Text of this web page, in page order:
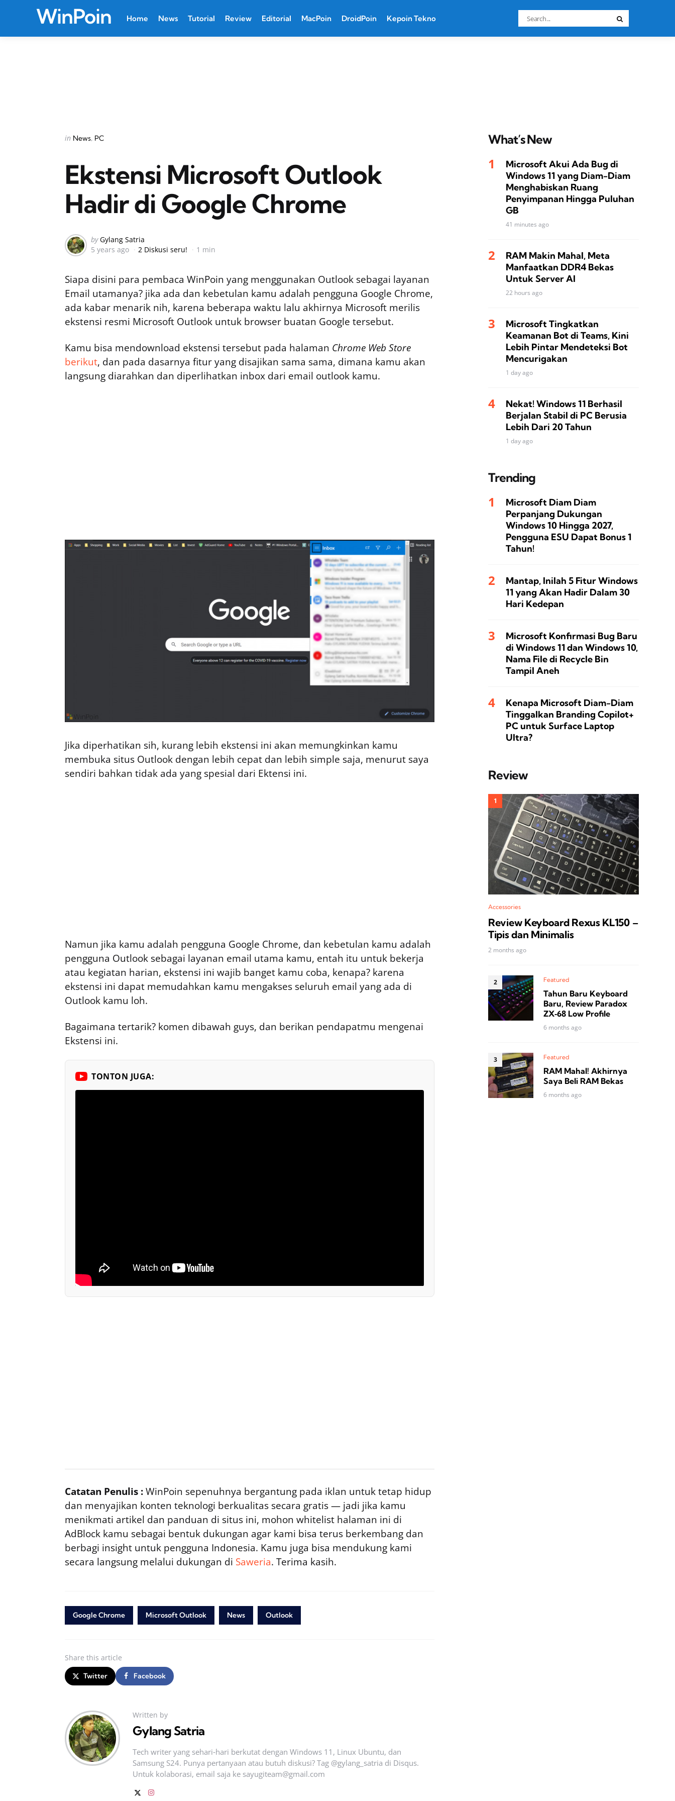
WinPoin Home News Tutorial Review Editorial MacPoin DroidPoin Kepoin Tekno
Search
for:
Categories
Posted
in News PC
Ekstensi Microsoft Outlook
Hadir di Google Chrome
Posted
by
by Gylang Satria
5 years ago
2 Diskusi seru! 1 min
Siapa disini para pembaca WinPoin yang menggunakan Outlook sebagai layanan
Email utamanya? jika ada dan kebetulan kamu adalah pengguna Google Chrome,
ada kabar menarik nih, karena beberapa waktu lalu akhirnya Microsoft merilis
ekstensi resmi Microsoft Outlook untuk browser buatan Google tersebut.
Kamu bisa mendownload ekstensi tersebut pada halaman Chrome Web Store
berikut, dan pada dasarnya fitur yang disajikan sama sama, dimana kamu akan
langsung diarahkan dan diperlihatkan inbox dari email outlook kamu.
Jika diperhatikan sih, kurang lebih ekstensi ini akan memungkinkan kamu
membuka situs Outlook dengan lebih cepat dan lebih simple saja, menurut saya
sendiri bahkan tidak ada yang spesial dari Ektensi ini.
Namun jika kamu adalah pengguna Google Chrome, dan kebetulan kamu adalah
pengguna Outlook sebagai layanan email utama kamu, entah itu untuk bekerja
atau kegiatan harian, ekstensi ini wajib banget kamu coba, kenapa? karena
ekstensi ini dapat memudahkan kamu mengakses seluruh email yang ada di
Outlook kamu loh.
Bagaimana tertarik? komen dibawah guys, dan berikan pendapatmu mengenai
Ekstensi ini.
TONTON JUGA:
Catatan Penulis :WinPoin sepenuhnya bergantung pada iklan untuk tetap hidup
dan menyajikan konten teknologi berkualitas secara gratis — jadi jika kamu
menikmati artikel dan panduan di situs ini, mohon whitelist halaman ini di
AdBlock kamu sebagai bentuk dukungan agar kami bisa terus berkembang dan
berbagi insight untuk pengguna Indonesia. Kamu juga bisa mendukung kami
secara langsung melalui dukungan di Saweria. Terima kasih.
Google Chrome Microsoft Outlook News Outlook
Share this article
Twitter Facebook
Written by
Gylang Satria
Tech writer yang sehari‑hari berkutat dengan Windows 11, Linux Ubuntu, dan
Samsung S24. Punya pertanyaan atau butuh diskusi? Tag @gylang_satria di Disqus.
Untuk kolaborasi, email saja ke sayugiteam@gmail.com
What’s New
Microsoft Akui Ada Bug di
Windows 11 yang Diam-Diam
Menghabiskan Ruang
Penyimpanan Hingga Puluhan
GB
41 minutes ago
RAM Makin Mahal, Meta
Manfaatkan DDR4 Bekas
Untuk Server AI
22 hours ago
Microsoft Tingkatkan
Keamanan Bot di Teams, Kini
Lebih Pintar Mendeteksi Bot
Mencurigakan
1 day ago
Nekat! Windows 11 Berhasil
Berjalan Stabil di PC Berusia
Lebih Dari 20 Tahun
1 day ago
Trending
Microsoft Diam Diam
Perpanjang Dukungan
Windows 10 Hingga 2027,
Pengguna ESU Dapat Bonus 1
Tahun!
Mantap, Inilah 5 Fitur Windows
11 yang Akan Hadir Dalam 30
Hari Kedepan
Microsoft Konfirmasi Bug Baru
di Windows 11 dan Windows 10,
Nama File di Recycle Bin
Tampil Aneh
Kenapa Microsoft Diam-Diam
Tinggalkan Branding Copilot+
PC untuk Surface Laptop
Ultra?
Review
Accessories
Review Keyboard Rexus KL150 –
Tipis dan Minimalis
2 months ago
Featured
Tahun Baru Keyboard
Baru, Review Paradox
ZX‑68 Low Profile
6 months ago
Featured
RAM Mahal! Akhirnya
Saya Beli RAM Bekas
6 months ago